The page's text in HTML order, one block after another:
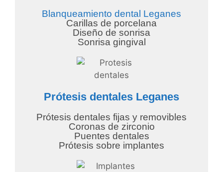
Blanqueamiento dental Leganes
Carillas de porcelana
Diseño de sonrisa
Sonrisa gingival
Prótesis dentales Leganes
Prótesis dentales fijas y removibles
Coronas de zirconio
Puentes dentales
Prótesis sobre implantes